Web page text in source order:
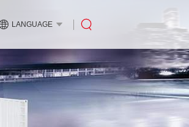
LANGUAGE